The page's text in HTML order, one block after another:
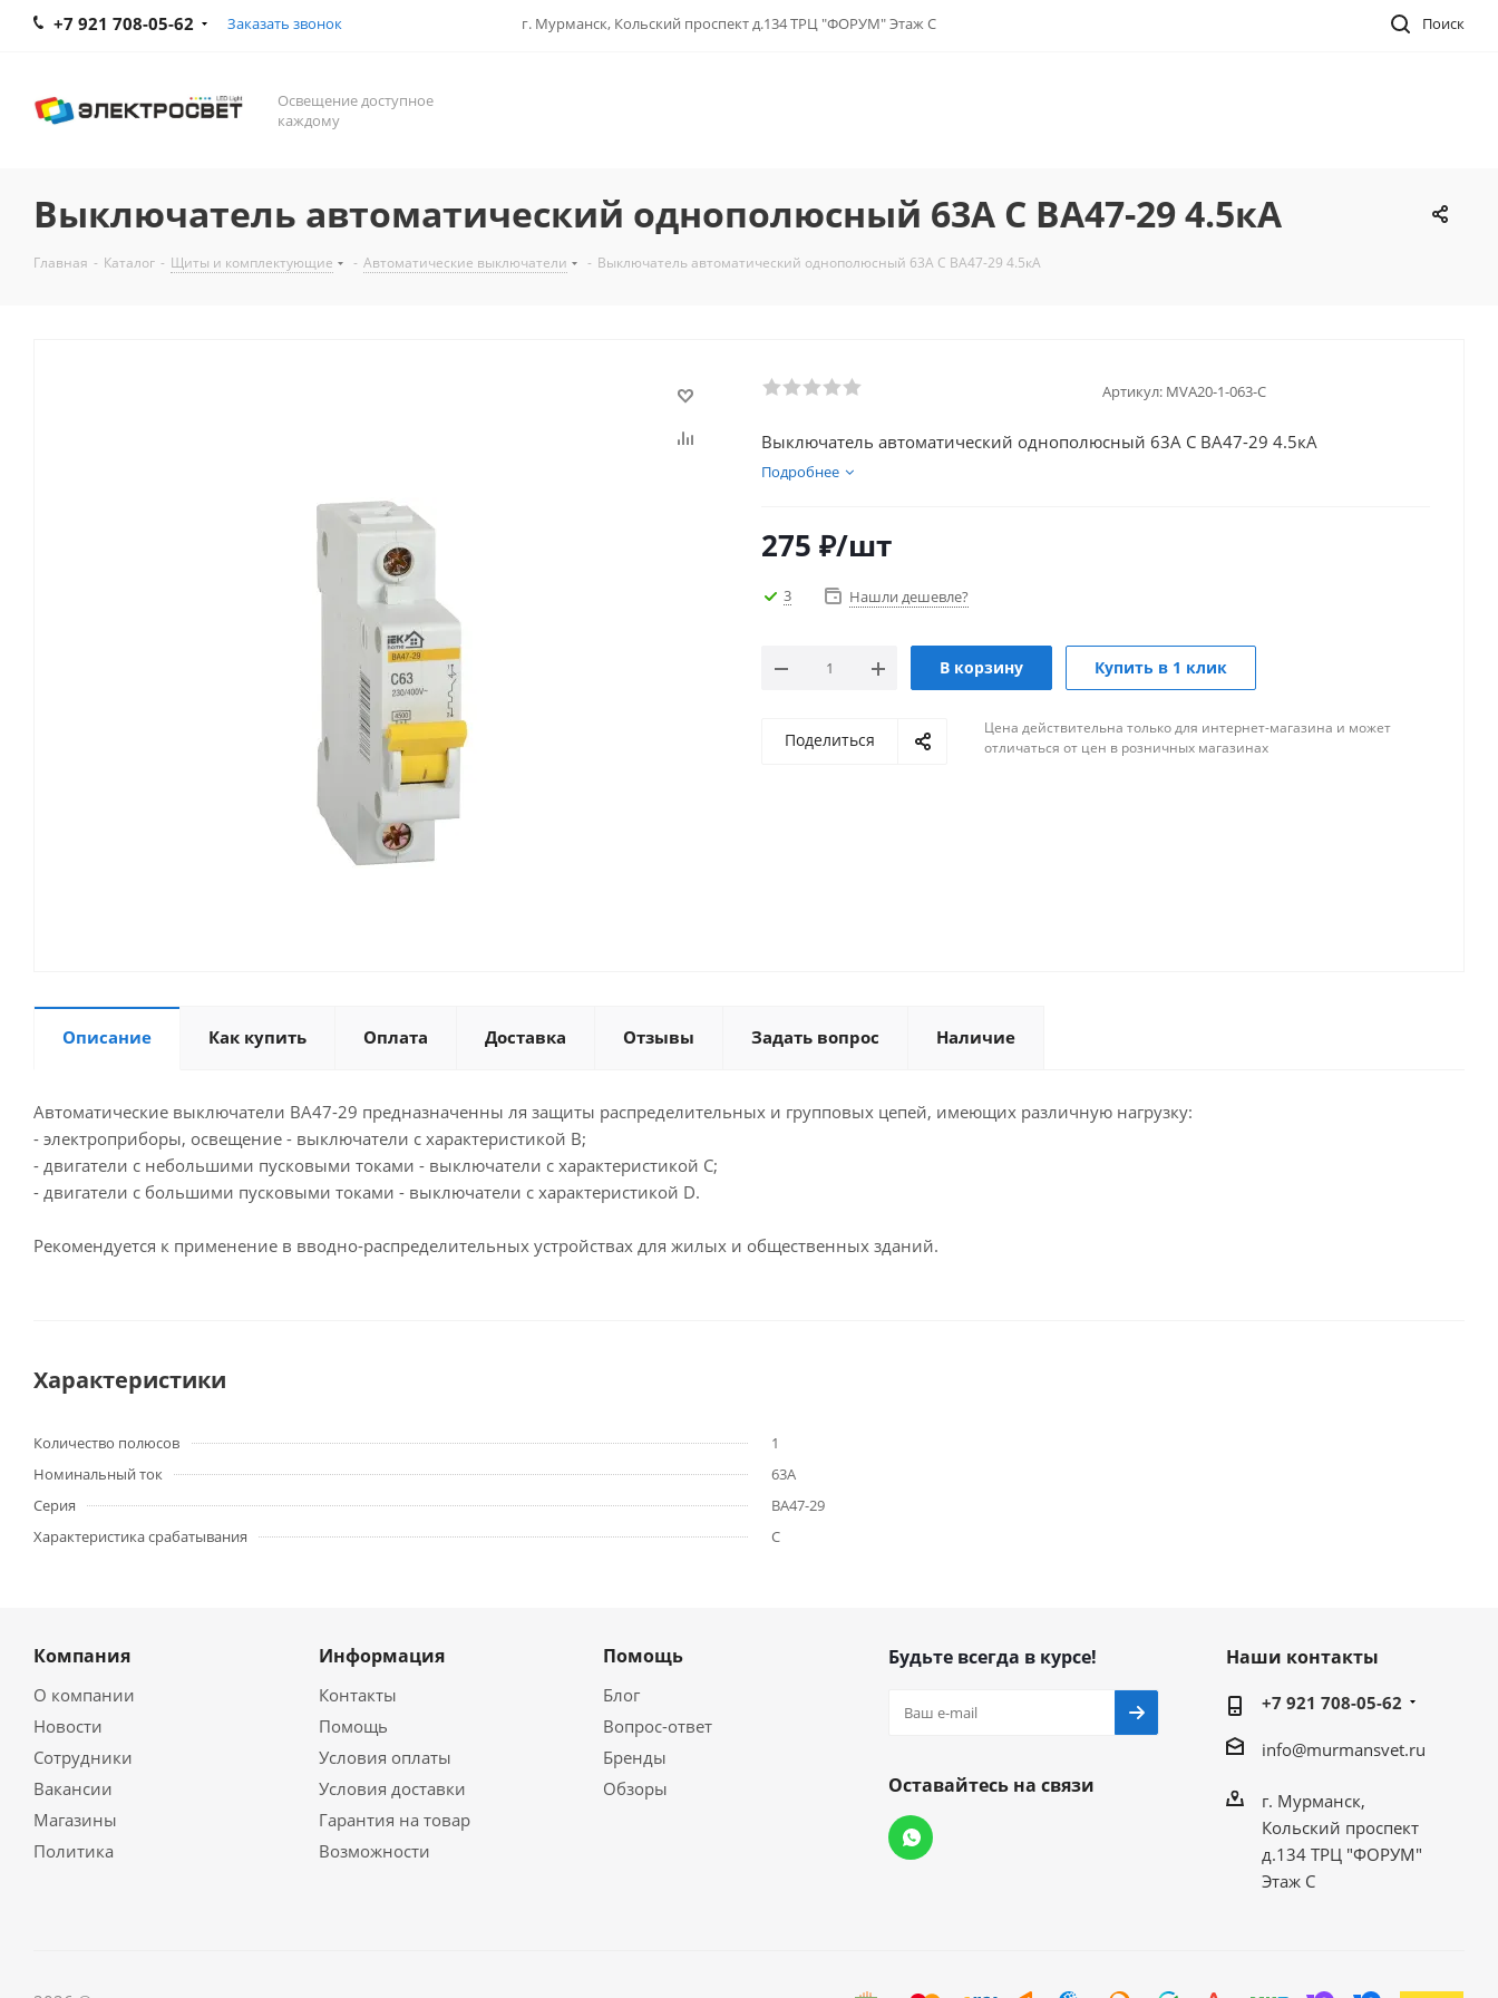
+7 921 708-05-62 Заказать звонок г. Мурманск, Кольский проспект д.134 ТРЦ "ФОРУМ" Этаж С Поиск
Освещение доступное
каждому
Выключатель автоматический однополюсный 63А C ВА47-29 4.5кА
Главная - Каталог - Щиты и комплектующие - Автоматические выключатели - Выключатель автоматический однополюсный 63А C ВА47-29 4.5кА
Артикул: MVA20-1-063-C
Выключатель автоматический однополюсный 63А C ВА47-29 4.5кА
Подробнее
275 ₽/шт
3 Нашли дешевле?
В корзину Купить в 1 клик
Поделиться
Цена действительна только для интернет-магазина и может
отличаться от цен в розничных магазинах
Описание Как купить Оплата Доставка Отзывы Задать вопрос Наличие
Автоматические выключатели BA47-29 предназначенны ля защиты распределительных и групповых цепей, имеющих различную нагрузку:
- электроприборы, освещение - выключатели с характеристикой B;
- двигатели с небольшими пусковыми токами - выключатели с характеристикой С;
- двигатели с большими пусковыми токами - выключатели с характеристикой D.
Рекомендуется к применение в вводно-распределительных устройствах для жилых и общественных зданий.
Характеристики
Количество полюсов
1
Номинальный ток
63А
Серия
ВА47-29
Характеристика срабатывания
С
Компания
О компании
Новости
Сотрудники
Вакансии
Магазины
Политика
Информация
Контакты
Помощь
Условия оплаты
Условия доставки
Гарантия на товар
Возможности
Помощь
Блог
Вопрос-ответ
Бренды
Обзоры
Будьте всегда в курсе!
Оставайтесь на связи
Наши контакты
+7 921 708-05-62
info@murmansvet.ru
г. Мурманск,
Кольский проспект
д.134 ТРЦ "ФОРУМ"
Этаж С